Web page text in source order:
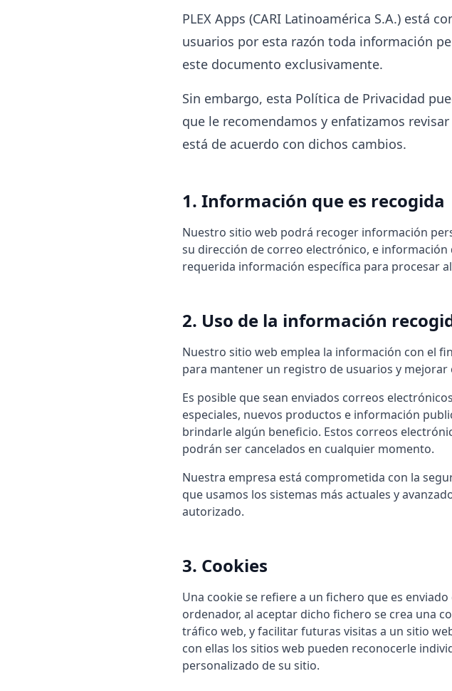
PLEX Apps (CARI Latinoamérica S.A.) está
usuarios por esta razón toda información
este documento exclusivamente.
Sin embargo, esta Política de Privacidad
que le recomendamos y enfatizamos
está de acuerdo con dichos cambios.
1. Información que es recogida
Nuestro sitio web podrá recoger información
su dirección de correo electrónico, e
requerida información específica para procesar
2. Uso de la información
Nuestro sitio web emplea la información con el
para mantener un registro de usuarios y mejorar
Es posible que sean enviados correos
especiales, nuevos productos e información
brindarle algún beneficio. Estos correos
podrán ser cancelados en cualquier momento.
Nuestra empresa está comprometida con la
que usamos los sistemas más actuales y
autorizado.
3. Cookies
Una cookie se refiere a un fichero que es
ordenador, al aceptar dicho fichero se crea una
tráfico web, y facilitar futuras visitas a un sitio
con ellas los sitios web pueden reconocerle
personalizado de su sitio.